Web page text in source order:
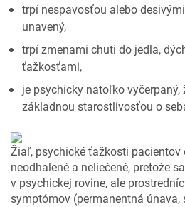
trpí nespavosťou alebo
unavený,
trpí zmenami chuti do jedla,
ťažkosťami,
je psychicky natoľko vyčerpaný,
základnou starostlivosťou o
Žiaľ, psychické ťažkosti pacientov
neodhalené a neliečené, pretože
v psychickej rovine, ale
symptómov (permanentná únava,